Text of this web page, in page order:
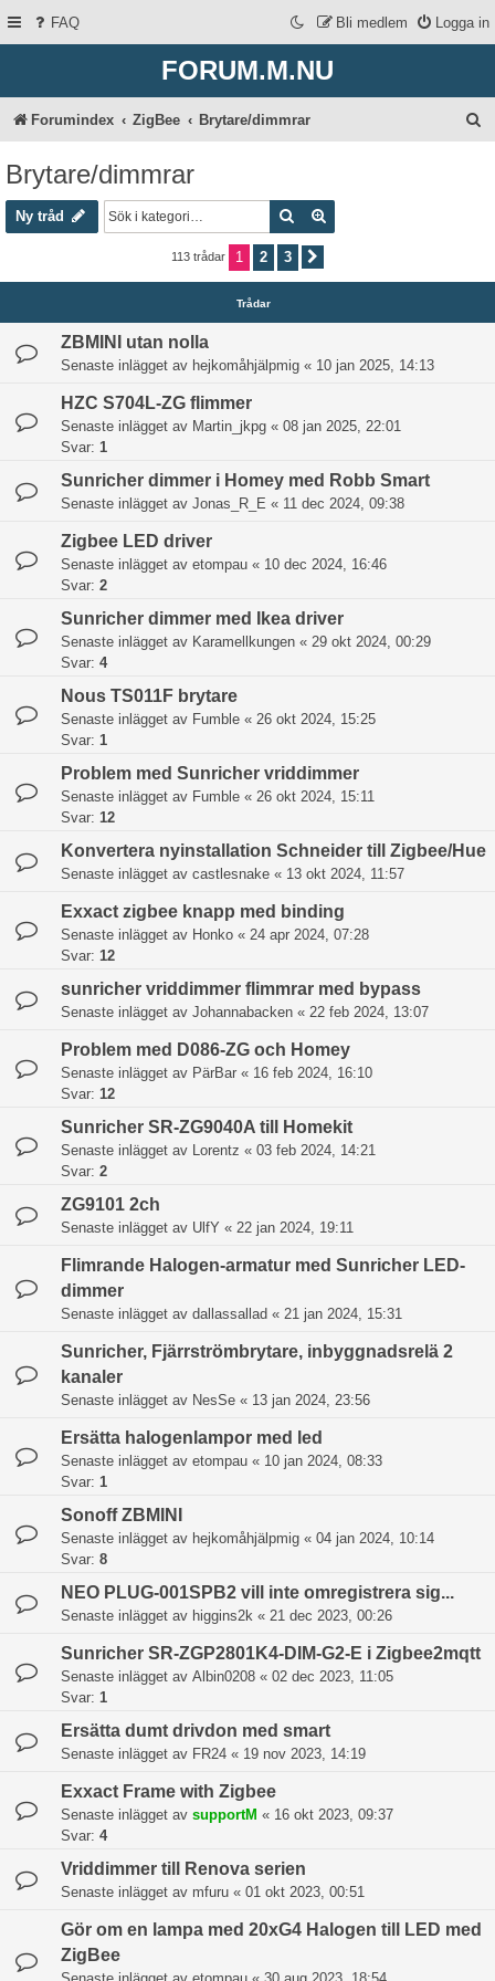
FAQ Logga in
Bli medlem
FORUM.M.NU
Forumindex ZigBee Brytare/dimmrar
Brytare/dimmrar
Ny tråd Sök
113 trådar 1 2 3
Trådar
ZBMINI utan nolla
Senaste inlägget av hejkomåhjälpmig « 10 jan 2025, 14:13
HZC S704L-ZG flimmer
Senaste inlägget av Martin_jkpg « 08 jan 2025, 22:01
Svar: 1
Sunricher dimmer i Homey med Robb Smart
Senaste inlägget av Jonas_R_E « 11 dec 2024, 09:38
Zigbee LED driver
Senaste inlägget av etompau « 10 dec 2024, 16:46
Svar: 2
Sunricher dimmer med Ikea driver
Senaste inlägget av Karamellkungen « 29 okt 2024, 00:29
Svar: 4
Nous TS011F brytare
Senaste inlägget av Fumble « 26 okt 2024, 15:25
Svar: 1
Problem med Sunricher vriddimmer
Senaste inlägget av Fumble « 26 okt 2024, 15:11
Svar: 12
Konvertera nyinstallation Schneider till Zigbee/Hue
Senaste inlägget av castlesnake « 13 okt 2024, 11:57
Exxact zigbee knapp med binding
Senaste inlägget av Honko « 24 apr 2024, 07:28
Svar: 12
sunricher vriddimmer flimmrar med bypass
Senaste inlägget av Johannabacken « 22 feb 2024, 13:07
Problem med D086-ZG och Homey
Senaste inlägget av PärBar « 16 feb 2024, 16:10
Svar: 12
Sunricher SR-ZG9040A till Homekit
Senaste inlägget av Lorentz « 03 feb 2024, 14:21
Svar: 2
ZG9101 2ch
Senaste inlägget av UlfY « 22 jan 2024, 19:11
Flimrande Halogen-armatur med Sunricher LED-
dimmer
Senaste inlägget av dallassallad « 21 jan 2024, 15:31
Sunricher, Fjärrströmbrytare, inbyggnadsrelä 2
kanaler
Senaste inlägget av NesSe « 13 jan 2024, 23:56
Ersätta halogenlampor med led
Senaste inlägget av etompau « 10 jan 2024, 08:33
Svar: 1
Sonoff ZBMINI
Senaste inlägget av hejkomåhjälpmig « 04 jan 2024, 10:14
Svar: 8
NEO PLUG-001SPB2 vill inte omregistrera sig...
Senaste inlägget av higgins2k « 21 dec 2023, 00:26
Sunricher SR-ZGP2801K4-DIM-G2-E i Zigbee2mqtt
Senaste inlägget av Albin0208 « 02 dec 2023, 11:05
Svar: 1
Ersätta dumt drivdon med smart
Senaste inlägget av FR24 « 19 nov 2023, 14:19
Exxact Frame with Zigbee
Senaste inlägget av supportM « 16 okt 2023, 09:37
Svar: 4
Vriddimmer till Renova serien
Senaste inlägget av mfuru « 01 okt 2023, 00:51
Gör om en lampa med 20xG4 Halogen till LED med
ZigBee